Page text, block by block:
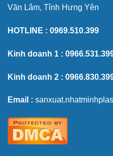
Văn Lâm, Tỉnh Hưng Yên
HOTLINE : 0969.510.399
Kinh doanh 1 :
Kinh doanh 2 :
Email :